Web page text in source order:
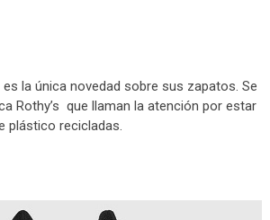
la única novedad sobre sus zapatos. Se
Rothy’s que llaman la atención por estar
plástico recicladas.